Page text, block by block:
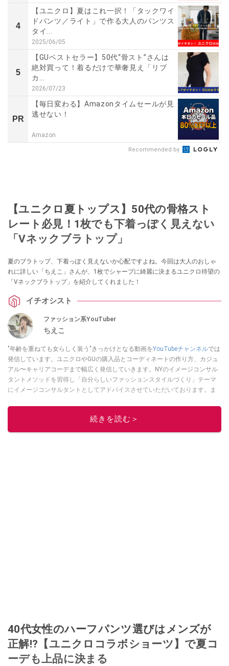
4
【ユニクロ】夏はこれ一択！「タックワイ
ドパンツ／ライト」で作る大人のパンツス
タイ...
2025/06/05
5
【GUベストセラー】50代“骨スト”さんは
絶対買って！着るだけで華奢見え「リブ
カ...
2026/07/23
PR
【毎日変わる】Amazonタイムセールが見
逃せない！
Amazon
Recommended by
【ユニクロ夏トップス】50代の骨格スト
レート必見！1枚でも下着っぽく見えない
「Vネックブラトップ」
夏のブラトップ、下着っぽく見えないか心配ですよね。今回は大人のおしゃ
れに詳しい「ちえこ」さんが、1枚でシャープに綺麗に決まるユニクロ待望の
「Vネックブラトップ」を紹介してくれました！
イチオシスト
ファッション系YouTuber
ちえこ
"年齢を重ねても女らしく装う"きっかけとなる動画をYouTubeチャンネルでは
発信しています。ユニクロやGUの購入品とコーディネートの作り方、カジュ
アル〜キャリアコーデまで幅広く発信していきます。NYのイメージコンサル
タントメソッドを習得し「自分らしいファッションスタイルづくり」テーマ
にイメージコンサルタントとしてアドバイスさせていただいております。ま
積み上げ続けている外資系企業のコンサルタント（25年以上のキャリア）か
続きを読む＞
40代女性のハーフパンツ選びはメンズが
正解!?【ユニクロコラボショーツ】で夏コ
ーデも上品に決まる